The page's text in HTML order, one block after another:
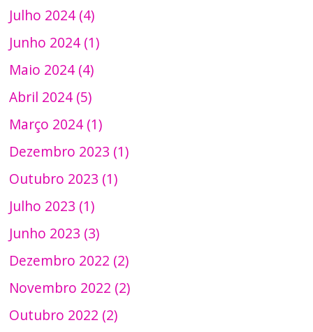
Julho 2024 (4)
Junho 2024 (1)
Maio 2024 (4)
Abril 2024 (5)
Março 2024 (1)
Dezembro 2023 (1)
Outubro 2023 (1)
Julho 2023 (1)
Junho 2023 (3)
Dezembro 2022 (2)
Novembro 2022 (2)
Outubro 2022 (2)